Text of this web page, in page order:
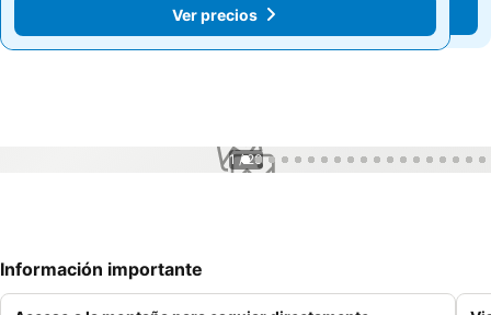
Ver precios
Ver precios
1 / 20
Información importante